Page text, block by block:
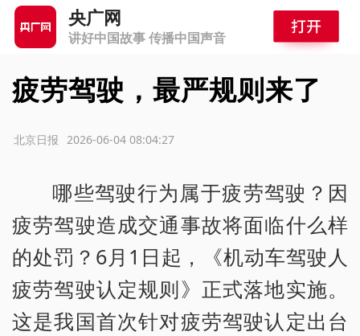
央广网
讲好中国故事 传播中国声音
疲劳驾驶，最严规则来了
2026-06-04 08:04:27
北京日报
哪些驾驶行为属于疲劳驾驶？因
疲劳驾驶造成交通事故将面临什么样
的处罚？6月1日起，《机动车驾驶人
疲劳驾驶认定规则》正式落地实施。
这是我国首次针对疲劳驾驶认定出台